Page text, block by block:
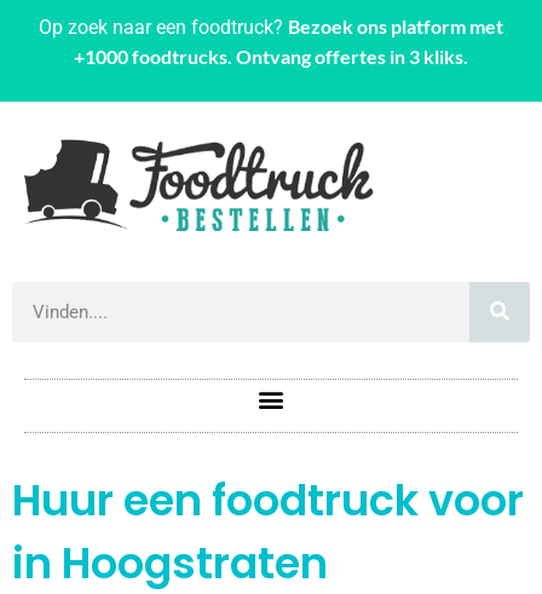
Op zoek naar een foodtruck? Bezoek ons platform met
+1000 foodtrucks. Ontvang offertes in 3 kliks.
Huur een foodtruck voor
in Hoogstraten